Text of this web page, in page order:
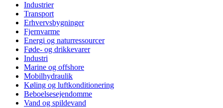
Industrier
Transport
Erhvervsbygninger
Fjernvarme
Energi og naturressourcer
Føde- og drikkevarer
Industri
Marine og offshore
Mobilhydraulik
Køling og luftkonditionering
Beboelsesejendomme
Vand og spildevand